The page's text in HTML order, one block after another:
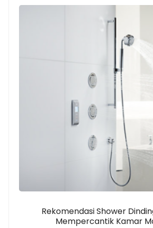
Rekomendasi Shower
Mempercantik Kamar